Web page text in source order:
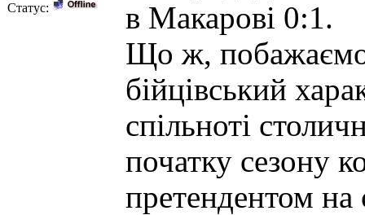
Статус:
в Макарові 0:1.
Що ж, побажаємо
бійцівський
спільноті
початку сезону
претендентом